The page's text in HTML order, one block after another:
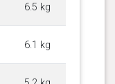
6.5 kg
6.1 kg